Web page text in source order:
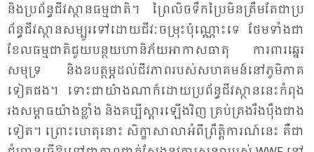
និង​ប្រ​ព័ន្ធ​ជីវ​ស្ថាន​ធម្ម​ជាតិ។ ព្រៃ​លិច​ទឹក​ប្រៃ​មិន​ត្រឹម​តែ​ជា​ប្រ​
ព័ន្ធ​ជីវ​ស្ថាន​សម្បូរ​ទៅ​ដោយ​ជីវៈ​ចម្រុះ​ប៉ុណ្ណោះ​ទេ ថែម​ទាំង​ជា​
ខែល​ធម្ម​ជាតិ​ជួយ​បន្ថយ​ហា​និ​ភ័យ​អា​កាស​ធាតុ ការ​ពារ​ឆ្នេរ​
សមុទ្រ និង​ឧបត្ថម្ភ​ដល់​ជីវ​ភាព​របស់​សហ​គមន៍​នៅ​ភូមិ​ភាគ​
ទៀត​ផង។ ទោះ​ជា​យ៉ាង​ណា​ក៏​ដោយ​ប្រ​ព័ន្ធ​ជីវ​ស្ថាន​នេះ​កំ​ពុង​
រង​សម្ពាធ​យ៉ាង​ខ្លាំង និង​គប្បី​ស្តារ​ឡើង​វិញ គ្រប់​គ្រង​រឹង​ប៉ឹង​ជាង​
ទៀត​។ ព្រោះ​ហេ​តុ​នោះ សិក្ខា​សា​លា​អំ​ពី​ព្រឹត្តិ​ការណ៍​នេះ គឺ​ជា​